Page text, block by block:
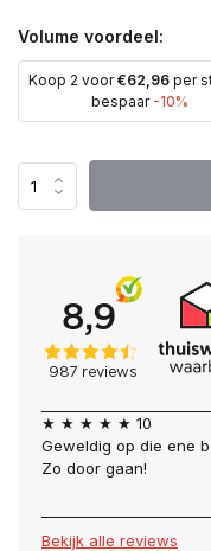
Volume voordeel:
Koop 2 voor€62,96per
bespaar -10%
★ ★ ★ ★ ★ 10
Geweldig op die ene
Zo door gaan!
Bekijk alle reviews